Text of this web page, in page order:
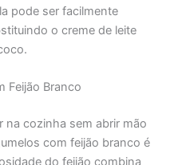
pode ser facilmente
o creme de leite
Feijão Branco
na cozinha sem abrir mão
com feijão branco é
do feijão combina